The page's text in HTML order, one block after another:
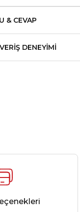
& CEVAP
DENEYIMI